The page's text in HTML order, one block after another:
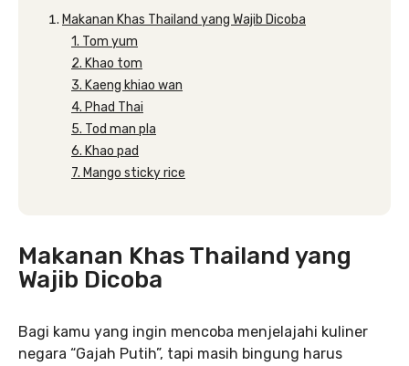
Makanan Khas Thailand yang Wajib Dicoba
1. Tom yum
2. Khao tom
3. Kaeng khiao wan
4. Phad Thai
5. Tod man pla
6. Khao pad
7. Mango sticky rice
Makanan Khas Thailand yang
Wajib Dicoba
Bagi kamu yang ingin mencoba menjelajahi kuliner
negara “Gajah Putih”, tapi masih bingung harus